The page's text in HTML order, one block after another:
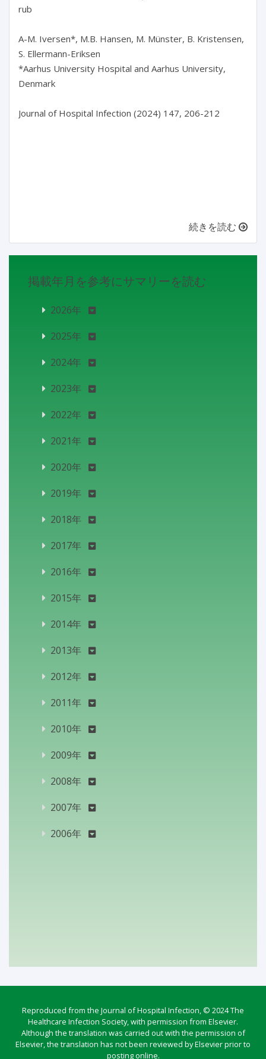
rub
A-M. Iversen*, M.B. Hansen, M. Münster, B. Kristensen,
S. Ellermann-Eriksen
*Aarhus University Hospital and Aarhus University,
Denmark
Journal of Hospital Infection (2024) 147, 206-212
続きを読む
掲載年月を参考にサマリーを読む
2026年
2025年
2024年
2023年
2022年
2021年
2020年
2019年
2018年
2017年
2016年
2015年
2014年
2013年
2012年
2011年
2010年
2009年
2008年
2007年
2006年
Reproduced from the Journal of Hospital Infection, © 2024 The
Healthcare Infection Society, with permission from Elsevier.
Although the translation was carried out with the permission of
Elsevier, the translation has not been reviewed by Elsevier prior to
posting online.